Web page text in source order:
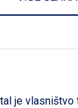
je vlasništvo